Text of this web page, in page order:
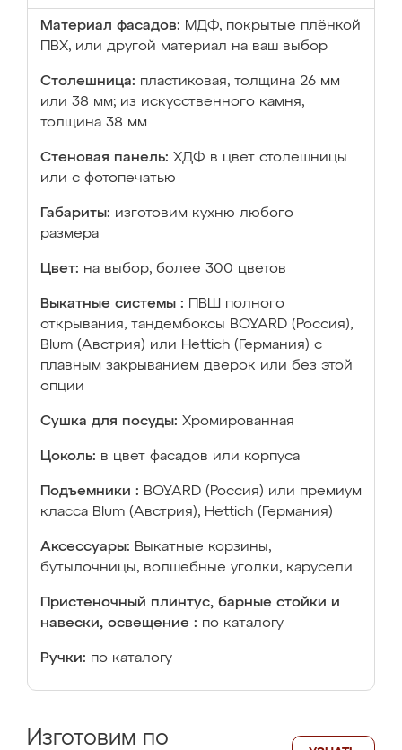
Материал фасадов: МДФ, покрытые плёнкой
ПВХ, или другой материал на ваш выбор
Столешница: пластиковая, толщина 26 мм
или 38 мм; из искусственного камня,
толщина 38 мм
Стеновая панель: ХДФ в цвет столешницы
или с фотопечатью
Габариты: изготовим кухню любого
размера
Цвет: на выбор, более 300 цветов
Выкатные системы :
ПВШ полного
открывания, тандембоксы BOYARD (Россия),
Blum (Австрия) или Hettich (Германия) с
плавным закрыванием дверок или без этой
опции
Сушка для посуды: Хромированная
Цоколь: в цвет фасадов или корпуса
Подъемники : BOYARD (Россия) или премиум
класса Blum (Австрия), Hettich (Германия)
Аксессуары: Выкатные корзины,
бутылочницы, волшебные уголки, карусели
Пристеночный плинтус, барные стойки и
навески, освещение : по каталогу
Ручки: по каталогу
Изготовим по